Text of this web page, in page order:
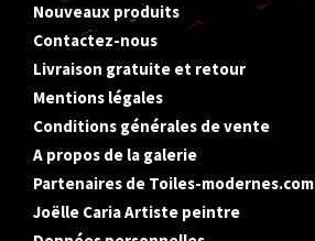
Nouveaux produits
Contactez-nous
Livraison gratuite et retour
Mentions légales
Conditions générales de vente
A propos de la galerie
Partenaires de Toiles-modernes.com
Joëlle Caria Artiste peintre